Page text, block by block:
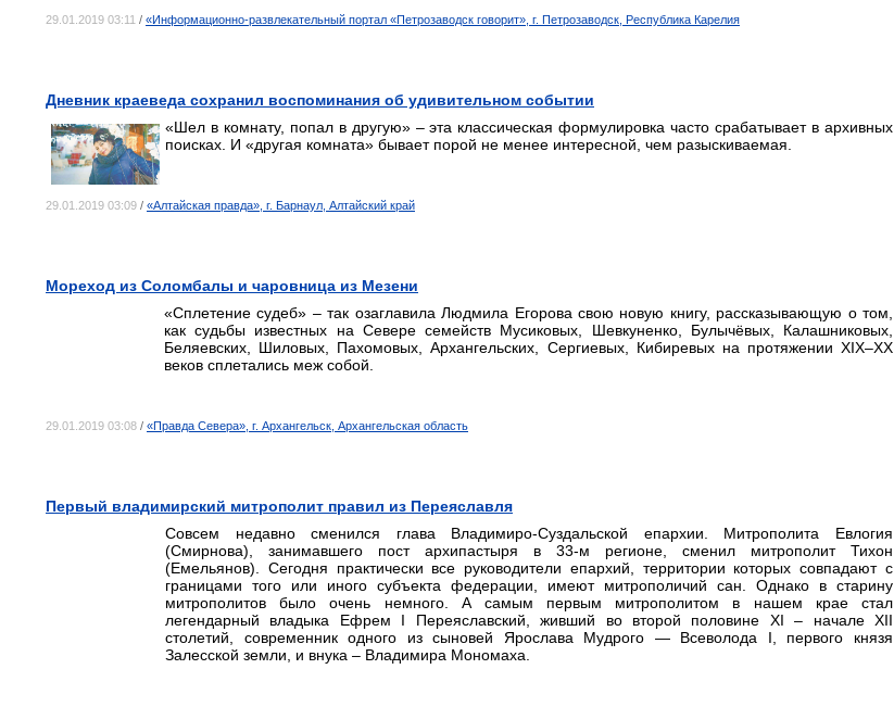
29.01.2019 03:11 / «Информационно-развлекательный портал «Петрозаводск говорит», г. Петрозаводск, Республика Карелия
Дневник краеведа сохранил воспоминания об удивительном событии
«Шел в комнату, попал в другую» – эта классическая формулировка часто срабатывает в архивных
поисках. И «другая комната» бывает порой не менее интересной, чем разыскиваемая.
29.01.2019 03:09 / «Алтайская правда», г. Барнаул, Алтайский край
Мореход из Соломбалы и чаровница из Мезени
«Сплетение судеб» – так озаглавила Людмила Егорова свою новую книгу, рассказывающую о том,
как судьбы известных на Севере семейств Мусиковых, Шевкуненко, Булычёвых, Калашниковых,
Беляевских, Шиловых, Пахомовых, Архангельских, Сергиевых, Кибиревых на протяжении XIX–XX
веков сплетались меж собой.
29.01.2019 03:08 / «Правда Севера», г. Архангельск, Архангельская область
Первый владимирский митрополит правил из Переяславля
Совсем недавно сменился глава Владимиро-Суздальской епархии. Митрополита Евлогия
(Смирнова), занимавшего пост архипастыря в 33-м регионе, сменил митрополит Тихон
(Емельянов). Сегодня практически все руководители епархий, территории которых совпадают с
границами того или иного субъекта федерации, имеют митрополичий сан. Однако в старину
митрополитов было очень немного. А самым первым митрополитом в нашем крае стал
легендарный владыка Ефрем I Переяславский, живший во второй половине XI – начале XII
столетий, современник одного из сыновей Ярослава Мудрого — Всеволода I, первого князя
Залесской земли, и внука – Владимира Мономаха.